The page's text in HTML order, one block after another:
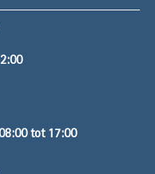
tot 17:00